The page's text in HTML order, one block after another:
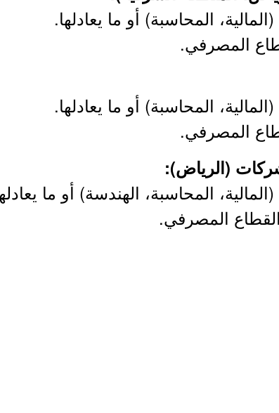
المحاسبة) أو ما يعادلها.
المصرفي.
المحاسبة) أو ما يعادلها.
المصرفي.
المحاسبة، الهندسة) أو ما